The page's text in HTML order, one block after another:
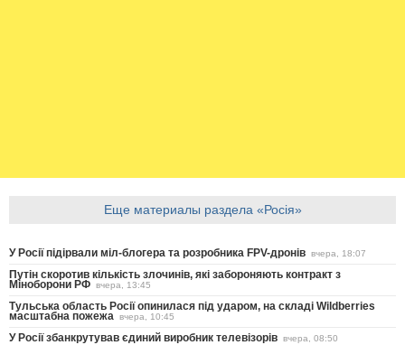
Еще материалы раздела «Росія»
У Росії підірвали міл-блогера та розробника FPV-дронів вчера, 18:07
Путін скоротив кількість злочинів, які забороняють контракт з
Міноборони РФ вчера, 13:45
Тульська область Росії опинилася під ударом, на складі Wildberries
масштабна пожежа вчера, 10:45
У Росії збанкрутував єдиний виробник телевізорів вчера, 08:50